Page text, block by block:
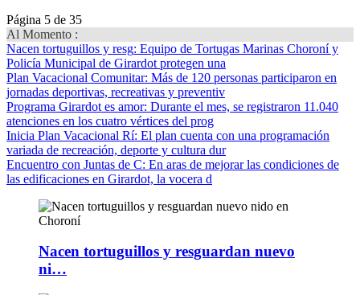
Página 5 de 35
Al Momento :
Nacen tortuguillos y resg: Equipo de Tortugas Marinas Choroní y
Policía Municipal de Girardot protegen una
Plan Vacacional Comunitar: Más de 120 personas participaron en
jornadas deportivas, recreativas y preventiv
Programa Girardot es amor: Durante el mes, se registraron 11.040
atenciones en los cuatro vértices del prog
Inicia Plan Vacacional Rí: El plan cuenta con una programación
variada de recreación, deporte y cultura dur
Encuentro con Juntas de C: En aras de mejorar las condiciones de
las edificaciones en Girardot, la vocera d
Nacen tortuguillos y resguardan nuevo
ni…